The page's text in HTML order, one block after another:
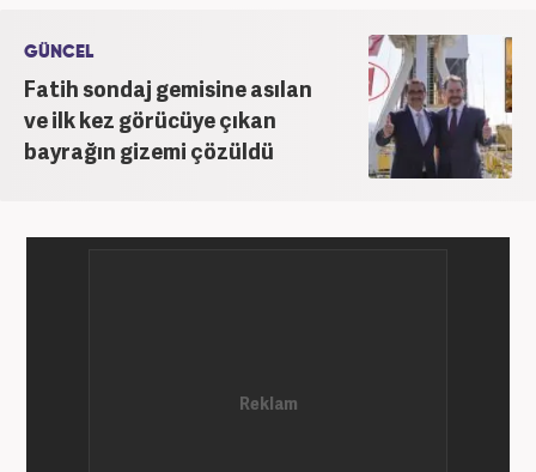
GÜNCEL
Fatih sondaj gemisine asılan
ve ilk kez görücüye çıkan
bayrağın gizemi çözüldü